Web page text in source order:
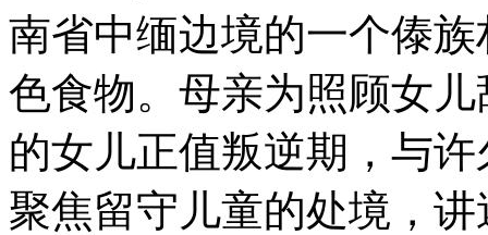
南省中缅边境的一个傣
色食物。母亲为照顾女
的女儿正值叛逆期，与
聚焦留守儿童的处境，